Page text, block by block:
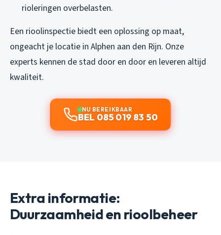
rioleringen overbelasten.
Een rioolinspectie biedt een oplossing op maat,
ongeacht je locatie in Alphen aan den Rijn. Onze
experts kennen de stad door en door en leveren altijd
kwaliteit.
NU BEREIKBAAR
BEL 085 019 83 50
Extra informatie:
Duurzaamheid en rioolbeheer